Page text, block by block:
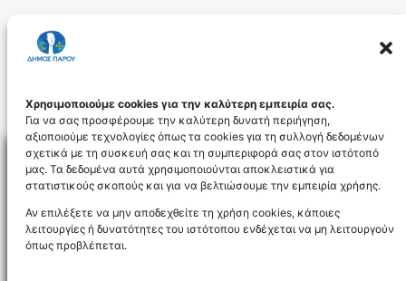
Χρησιμοποιούμε cookies για την καλύτερη εμπειρία σας.
Για να σας προσφέρουμε την καλύτερη δυνατή περιήγηση,
αξιοποιούμε τεχνολογίες όπως τα cookies για τη συλλογή δεδομένων
σχετικά με τη συσκευή σας και τη συμπεριφορά σας στον ιστότοπό
μας. Τα δεδομένα αυτά χρησιμοποιούνται αποκλειστικά για
στατιστικούς σκοπούς και για να βελτιώσουμε την εμπειρία χρήσης.
Αν επιλέξετε να μην αποδεχθείτε τη χρήση cookies, κάποιες
λειτουργίες ή δυνατότητες του ιστότοπου ενδέχεται να μη λειτουργούν
όπως προβλέπεται.
8x8_id2622 DIAKIRIXI_8X8_id2623